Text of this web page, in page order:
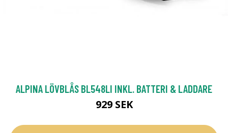
ALPINA LÖVBLÅS BL548LI INKL. BATTERI & LADDARE
929 SEK